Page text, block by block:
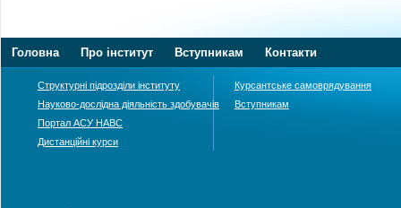
Головна Про інститут Вступникам Контакти
Структурні підрозділи інституту
Науково-дослідна діяльність здобувачів
Портал АСУ НАВС
Дистанційні курси
Курсантське самоврядування
Вступникам